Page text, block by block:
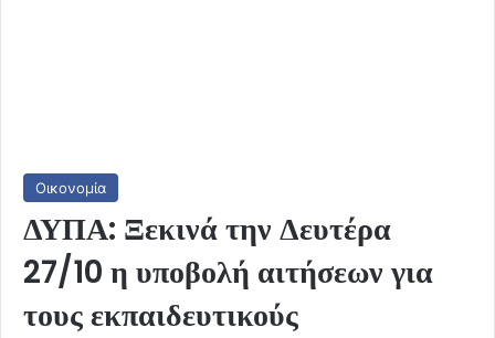
Οικονομία
ΔΥΠΑ: Ξεκινά την Δευτέρα
27/10 η υποβολή αιτήσεων για
τους εκπαιδευτικούς